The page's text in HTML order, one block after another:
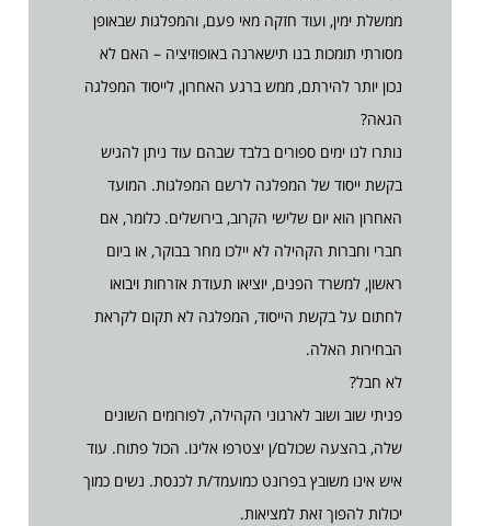
ממשלת ימין, ועוד חזקה מאי פעם, והמפלגות שבאופן
מסורתי תומכות בנו תישארנה באופוזיציה – האם לא
נכון יותר להירתם, ממש ברגע האחרון, לייסוד המפלגה
הגאה?
נותרו לנו ימים ספורים בלבד שבהם עוד ניתן להגיש
בקשת ייסוד של המפלגה לרשם המפלגות. המועד
האחרון הוא יום שלישי הקרוב, בירושלים. כלומר, אם
חברי וחברות הקהילה לא יילכו מחר בבוקר, או ביום
ראשון, למשרד הפנים, יוציאו תעודת אזרחות ויבואו
לחתום על בקשת הייסוד, המפלגה לא תקום לקראת
הבחירות האלה.
לא חבל?
פניתי שוב ושוב לארגוני הקהילה, לפורומים השונים
שלה, בהצעה שכולם/ן יצטרפו אלינו. הכול פתוח. עוד
איש אינו משובץ בפרונט כמועמד/ת לכנסת. נשים כמוך
יכולות להפוך זאת למציאות.